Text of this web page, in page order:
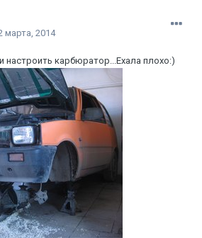
марта, 2014
карбюратор...Ехала плохо:)